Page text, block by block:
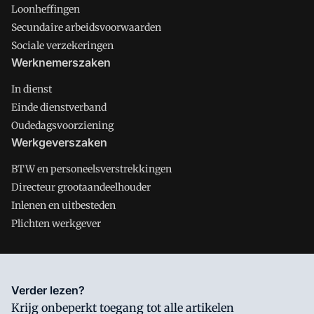
Loonheffingen
Secundaire arbeidsvoorwaarden
Sociale verzekeringen
Werknemerszaken
In dienst
Einde dienstverband
Oudedagsvoorziening
Werkgeverszaken
BTW en personeelsverstrekkingen
Directeur grootaandeelhouder
Inlenen en uitbesteden
Plichten werkgever
Salarisnet is onderdeel van VMN media. Lees in
waar VMN media voor staat. Op gebruik van deze site zijn de
Verder lezen?
Krijg onbeperkt toegang tot alle artikelen